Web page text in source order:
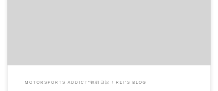
MOTORSPORTS ADDICT*観戦日記 REI'S BLOG